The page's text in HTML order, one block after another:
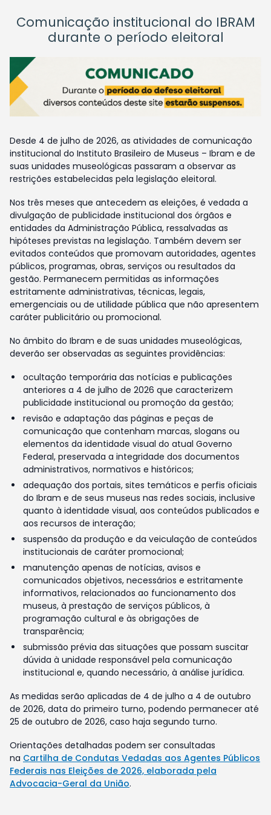
Comunicação institucional do IBRAM
durante o período eleitoral
Desde 4 de julho de 2026, as atividades de comunicação
institucional do Instituto Brasileiro de Museus – Ibram e de
suas unidades museológicas passaram a observar as
restrições estabelecidas pela legislação eleitoral.
Nos três meses que antecedem as eleições, é vedada a
divulgação de publicidade institucional dos órgãos e
entidades da Administração Pública, ressalvadas as
hipóteses previstas na legislação. Também devem ser
evitados conteúdos que promovam autoridades, agentes
públicos, programas, obras, serviços ou resultados da
gestão. Permanecem permitidas as informações
estritamente administrativas, técnicas, legais,
emergenciais ou de utilidade pública que não apresentem
caráter publicitário ou promocional.
No âmbito do Ibram e de suas unidades museológicas,
deverão ser observadas as seguintes providências:
ocultação temporária das notícias e publicações
anteriores a 4 de julho de 2026 que caracterizem
publicidade institucional ou promoção da gestão;
revisão e adaptação das páginas e peças de
comunicação que contenham marcas, slogans ou
elementos da identidade visual do atual Governo
Federal, preservada a integridade dos documentos
administrativos, normativos e históricos;
adequação dos portais, sites temáticos e perfis oficiais
do Ibram e de seus museus nas redes sociais, inclusive
quanto à identidade visual, aos conteúdos publicados e
aos recursos de interação;
suspensão da produção e da veiculação de conteúdos
institucionais de caráter promocional;
manutenção apenas de notícias, avisos e
comunicados objetivos, necessários e estritamente
informativos, relacionados ao funcionamento dos
museus, à prestação de serviços públicos, à
programação cultural e às obrigações de
transparência;
submissão prévia das situações que possam suscitar
dúvida à unidade responsável pela comunicação
institucional e, quando necessário, à análise jurídica.
As medidas serão aplicadas de 4 de julho a 4 de outubro
de 2026, data do primeiro turno, podendo permanecer até
25 de outubro de 2026, caso haja segundo turno.
Orientações detalhadas podem ser consultadas
na Cartilha de Condutas Vedadas aos Agentes Públicos
Federais nas Eleições de 2026, elaborada pela
Advocacia-Geral da União.